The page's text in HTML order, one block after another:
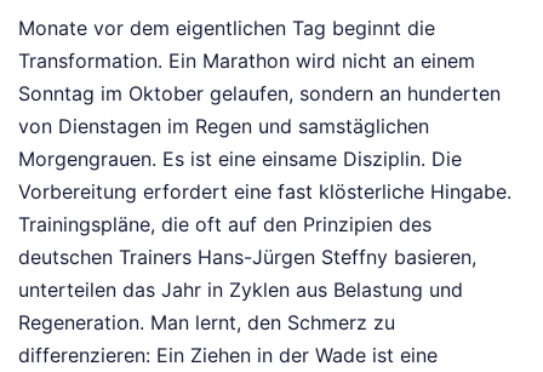
Monate vor dem eigentlichen Tag beginnt die
Transformation. Ein Marathon wird nicht an einem
Sonntag im Oktober gelaufen, sondern an hunderten
von Dienstagen im Regen und samstäglichen
Morgengrauen. Es ist eine einsame Disziplin. Die
Vorbereitung erfordert eine fast klösterliche Hingabe.
Trainingspläne, die oft auf den Prinzipien des
deutschen Trainers Hans-Jürgen Steffny basieren,
unterteilen das Jahr in Zyklen aus Belastung und
Regeneration. Man lernt, den Schmerz zu
differenzieren: Ein Ziehen in der Wade ist eine